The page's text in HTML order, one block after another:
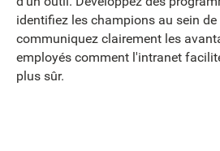
identifiez les champions au sein
communiquez clairement les
employés comment l'intranet
plus sûr.